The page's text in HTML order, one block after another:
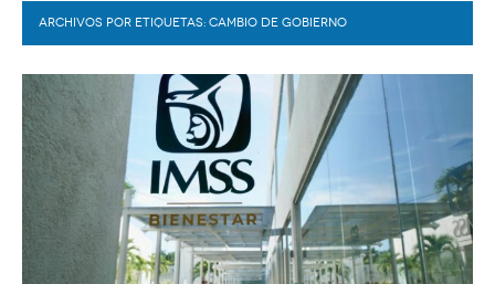
LERDO
DEPORTES
EL EXACTO
EXA INFORMA
GLOBO
CONTEXTOS
TRAYECTO LAGUNA
DIÁLOGOS CON LA HISTORIA
TWEETS AND BEATS
COLABORADORES
PC29
ACTUALIDADES GREM
ARCHIVOS POR ETIQUETAS: CAMBIO DE GOBIERNO